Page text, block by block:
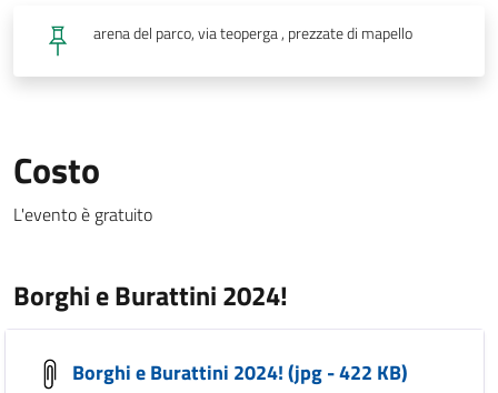
arena del parco, via teoperga , prezzate di mapello
Costo
L'evento è gratuito
Borghi e Burattini 2024!
Borghi e Burattini 2024! (jpg - 422 KB)